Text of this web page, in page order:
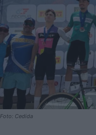
Foto: Cedida